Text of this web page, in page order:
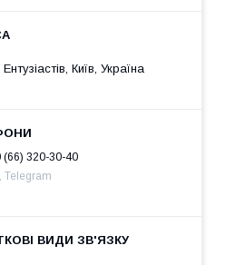
Київ, Україна
(66) 320-30-40
Telegram